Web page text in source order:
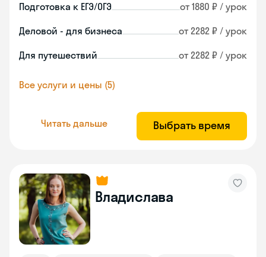
Подготовка к ЕГЭ/ОГЭ от 1880 ₽ / урок
Деловой - для бизнеса от 2282 ₽ / урок
Для путешествий от 2282 ₽ / урок
Все услуги и цены (5)
Читать дальше Выбрать время
Владислава